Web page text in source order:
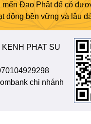
mến Đạo Phật để có
động bền vững và lâu
KENH PHAT SU
chi nhánh